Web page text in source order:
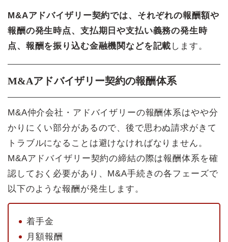
M&Aアドバイザリー契約では、それぞれの報酬額や
報酬の発生時点、支払期日や支払い義務の発生時
点、報酬を振り込む金融機関などを記載 します。
M&Aアドバイザリー契約の報酬体系
M&A仲介会社・アドバイザリーの報酬体系はやや分
かりにくい部分があるので、後で思わぬ請求がきて
トラブルになることは避けなければなりません。
M&Aアドバイザリー契約の締結の際は報酬体系を確
認しておく必要があり、M&A手続きの各フェーズで
以下のような報酬が発生します。
着手金
月額報酬